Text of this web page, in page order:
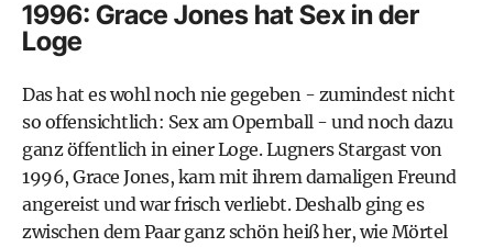
1996: Grace Jones hat Sex in der
Loge
Das hat es wohl noch nie gegeben - zumindest nicht
so offensichtlich: Sex am Opernball - und noch dazu
ganz öffentlich in einer Loge. Lugners Stargast von
1996, Grace Jones, kam mit ihrem damaligen Freund
angereist und war frisch verliebt. Deshalb ging es
zwischen dem Paar ganz schön heiß her, wie Mörtel